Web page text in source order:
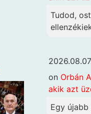
Tudod,
on Orbán
akik azt
Egy